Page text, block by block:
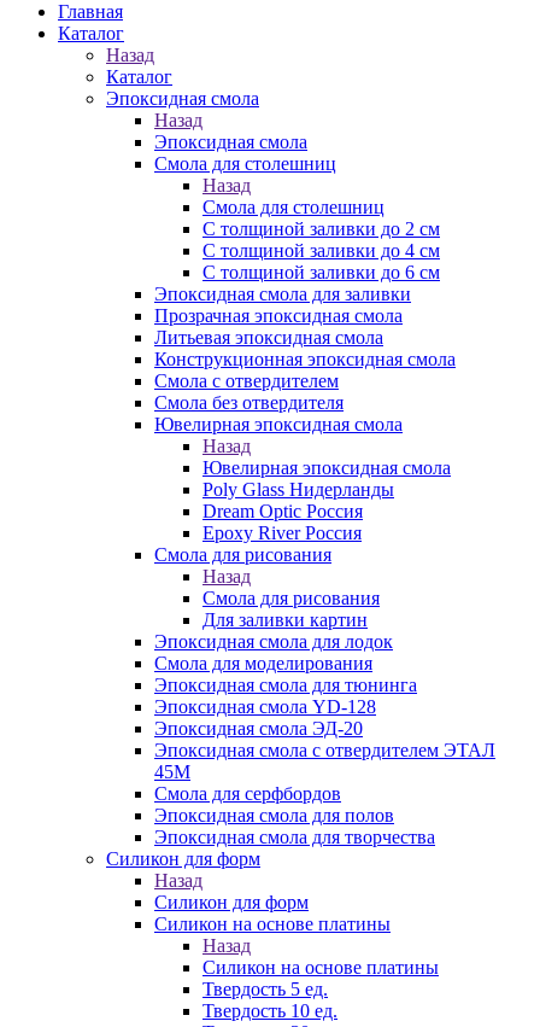
Главная
Каталог
Назад
Каталог
Эпоксидная смола
Назад
Эпоксидная смола
Смола для столешниц
Назад
Смола для столешниц
С толщиной заливки до 2 см
С толщиной заливки до 4 см
С толщиной заливки до 6 см
Эпоксидная смола для заливки
Прозрачная эпоксидная смола
Литьевая эпоксидная смола
Конструкционная эпоксидная смола
Смола с отвердителем
Смола без отвердителя
Ювелирная эпоксидная смола
Назад
Ювелирная эпоксидная смола
Poly Glass Нидерланды
Dream Optic Россия
Epoxy River Россия
Смола для рисования
Назад
Смола для рисования
Для заливки картин
Эпоксидная смола для лодок
Смола для моделирования
Эпоксидная смола для тюнинга
Эпоксидная смола YD-128
Эпоксидная смола ЭД-20
Эпоксидная смола с отвердителем ЭТАЛ
45М
Смола для серфбордов
Эпоксидная смола для полов
Эпоксидная смола для творчества
Силикон для форм
Назад
Силикон для форм
Силикон на основе платины
Назад
Силикон на основе платины
Твердость 5 ед.
Твердость 10 ед.